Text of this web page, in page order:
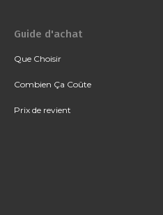
Guide d'achat
Que Choisir
Combien Ça Coûte
Prix de revient